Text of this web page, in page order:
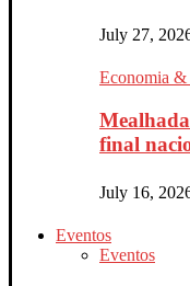
July 27,
Economia &
final
July 16,
Eventos
Eventos